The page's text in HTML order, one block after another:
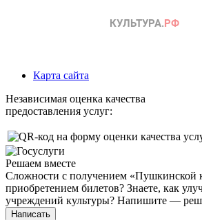
Карта сайта
Независимая оценка качества
предоставления услуг:
Решаем вместе
Сложности с получением «Пушкинской
приобретением билетов? Знаете, как
учреждений культуры? Напишите —
Написать